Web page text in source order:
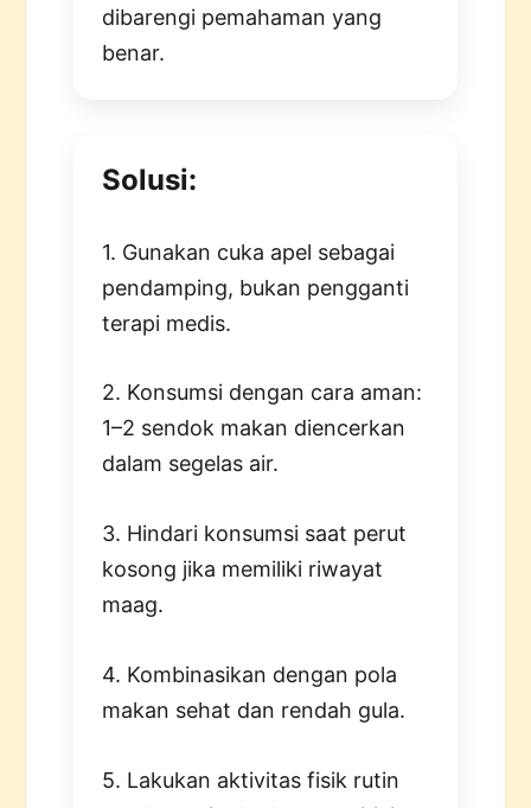
dibarengi pemahaman yang
benar.
Solusi:
1. Gunakan cuka apel sebagai
pendamping, bukan pengganti
terapi medis.
2. Konsumsi dengan cara aman:
1–2 sendok makan diencerkan
dalam segelas air.
3. Hindari konsumsi saat perut
kosong jika memiliki riwayat
maag.
4. Kombinasikan dengan pola
makan sehat dan rendah gula.
5. Lakukan aktivitas fisik rutin